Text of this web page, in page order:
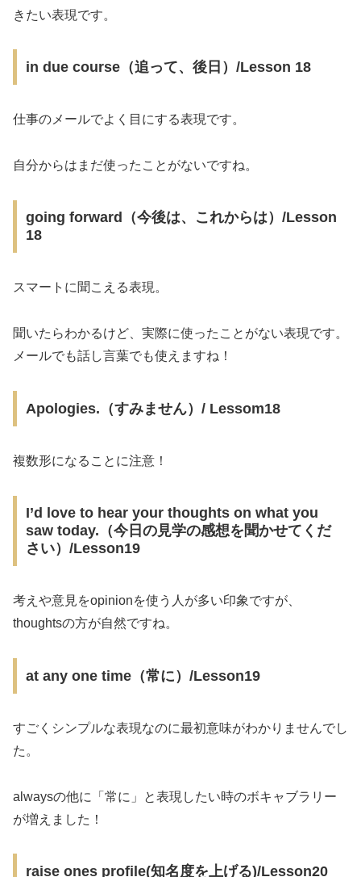
きたい表現です。
in due course（追って、後日）/Lesson 18
仕事のメールでよく目にする表現です。
自分からはまだ使ったことがないですね。
going forward（今後は、これからは）/Lesson
18
スマートに聞こえる表現。
聞いたらわかるけど、実際に使ったことがない表現です。
メールでも話し言葉でも使えますね！
Apologies.（すみません）/ Lessom18
複数形になることに注意！
I’d love to hear your thoughts on what you
saw today.（今日の見学の感想を聞かせてくだ
さい）/Lesson19
考えや意見をopinionを使う人が多い印象ですが、
thoughtsの方が自然ですね。
at any one time（常に）/Lesson19
すごくシンプルな表現なのに最初意味がわかりませんでし
た。
alwaysの他に「常に」と表現したい時のボキャブラリー
が増えました！
raise ones profile(知名度を上げる)/Lesson20